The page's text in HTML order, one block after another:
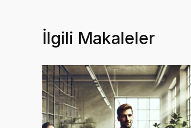
İlgili Makaleler